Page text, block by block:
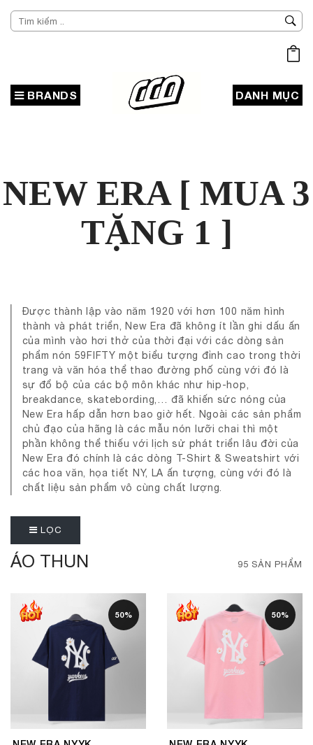
BRANDS DANH MỤC
NEW ERA [ MUA 3
TẶNG 1 ]
Được thành lập vào năm 1920 với hơn 100 năm hình
thành và phát triển, New Era đã không ít lần ghi dấu ấn
của mình vào hơi thở của thời đại với các dòng sản
phẩm nón 59FIFTY một biểu tượng đỉnh cao trong thời
trang và văn hóa thể thao đường phố cùng với đó là
sự đổ bộ của các bộ môn khác như hip-hop,
breakdance, skatebording,… đã khiến sức nóng của
New Era hấp dẫn hơn bao giờ hết. Ngoài các sản phẩm
chủ đạo của hãng là các mẫu nón lưỡi chai thì một
phần không thể thiếu với lịch sử phát triển lâu đời của
New Era đó chính là các dòng T-Shirt & Sweatshirt với
các hoa văn, họa tiết NY, LA ấn tượng, cùng với đó là
chất liệu sản phẩm vô cùng chất lượng.
LỌC
ÁO THUN 95 SẢN PHẨM
50% 50%